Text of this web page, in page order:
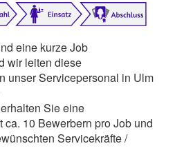
eine kurze Job
wir leiten diese
unser Servicepersonal in Ulm
Sie eine
10 Bewerbern pro Job und
Servicekräfte /